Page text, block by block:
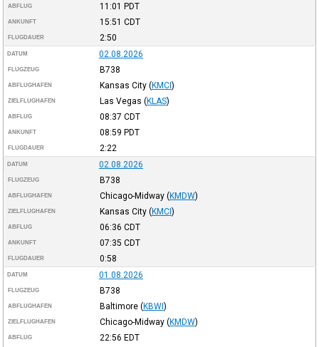
ABFLUG 11:01 PDT
ANKUNFT 15:51 CDT
FLUGDAUER 2:50
DATUM 02.08.2026
FLUGZEUG B738
ABFLUGHAFEN Kansas City (KMCI)
ZIELFLUGHAFEN Las Vegas (KLAS)
ABFLUG 08:37 CDT
ANKUNFT 08:59 PDT
FLUGDAUER 2:22
DATUM 02.08.2026
FLUGZEUG B738
ABFLUGHAFEN Chicago-Midway (KMDW)
ZIELFLUGHAFEN Kansas City (KMCI)
ABFLUG 06:36 CDT
ANKUNFT 07:35 CDT
FLUGDAUER 0:58
DATUM 01.08.2026
FLUGZEUG B738
ABFLUGHAFEN Baltimore (KBWI)
ZIELFLUGHAFEN Chicago-Midway (KMDW)
ABFLUG 22:56 EDT